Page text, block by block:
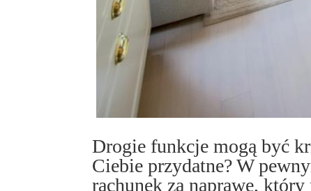
Drogie funkcje mogą być
Ciebie przydatne? W
rachunek za naprawę,